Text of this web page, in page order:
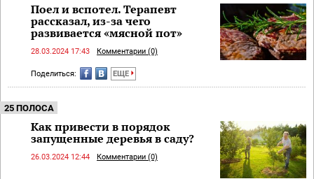
Поел и вспотел. Терапевт
рассказал, из-за чего
развивается «мясной пот»
28.03.2024 17:43 Комментарии (0)
Поделиться: ЕЩЕ
25 ПОЛОСА
Как привести в порядок
запущенные деревья в саду?
26.03.2024 12:44 Комментарии (0)